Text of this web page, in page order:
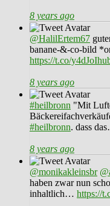
8 years ago
@HalilErtem67
banane-&-co-bild
https://t.co/
8 years ago
#heilbronn "Mit
#heilbronn. dass
8 years ago
@monikakleinsbr
haben zwar nun
inhaltlich… https://